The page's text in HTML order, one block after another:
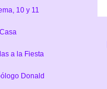
10 y 11
a la Fiesta
Donald